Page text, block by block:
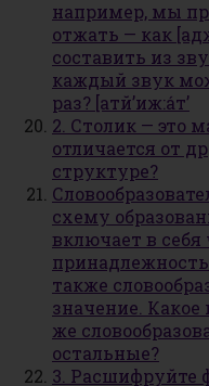
например, мы
отжать — как
составить из
каждый звук
раз? [атй’иж:а́т’
2. Столик — это
отличается от
структуре?
схему
включает в
также
значение. Какое
же
остальные?
3. Расшифруйте